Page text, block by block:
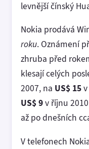
levnější čínský
Nokia prodává
roku. Oznámení
zhruba před
klesají celých
2007, na US$ 15
US$ 9v říjnu
až po dnešních
V telefonech